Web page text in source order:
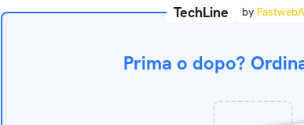
TechLine by
Prima o dopo?